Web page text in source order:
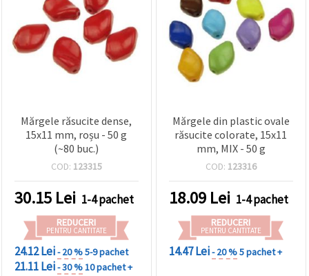
Mărgele răsucite dense,
15x11 mm, roșu - 50 g
(~80 buc.)
COD: 123315
30.15 Lei 1-4 pachet
REDUCERI
PENTRU CANTITATE
24.12 Lei- 20 %5-9 pachet
21.11 Lei- 30 %10 pachet +
Mărgele din plastic ovale
răsucite colorate, 15x11
mm, MIX - 50 g
COD: 123316
18.09 Lei 1-4 pachet
REDUCERI
PENTRU CANTITATE
14.47 Lei- 20 %5 pachet +